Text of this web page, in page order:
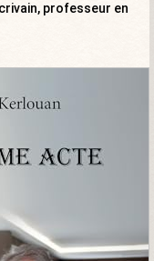
professeur en